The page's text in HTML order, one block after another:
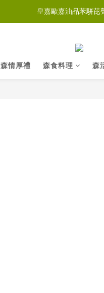
皇嘉歐嘉油品苯駢芘
森情厚禮 森食料理 森